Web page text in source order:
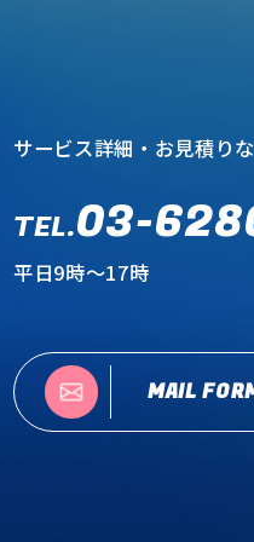
サービス詳細・お見積り
TEL.03-
平日9時～17時
MAIL